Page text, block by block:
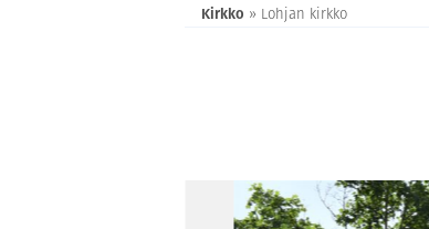
Murupolku:
Kirkko » Lohjan kirkko